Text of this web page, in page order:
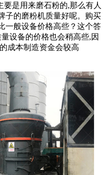
要是用来磨石粉的,那么有人
子的磨粉机质量好呢。购买
一般设备价格高些？这个答
设备的价格也会稍高些,因
成本制造资金会较高